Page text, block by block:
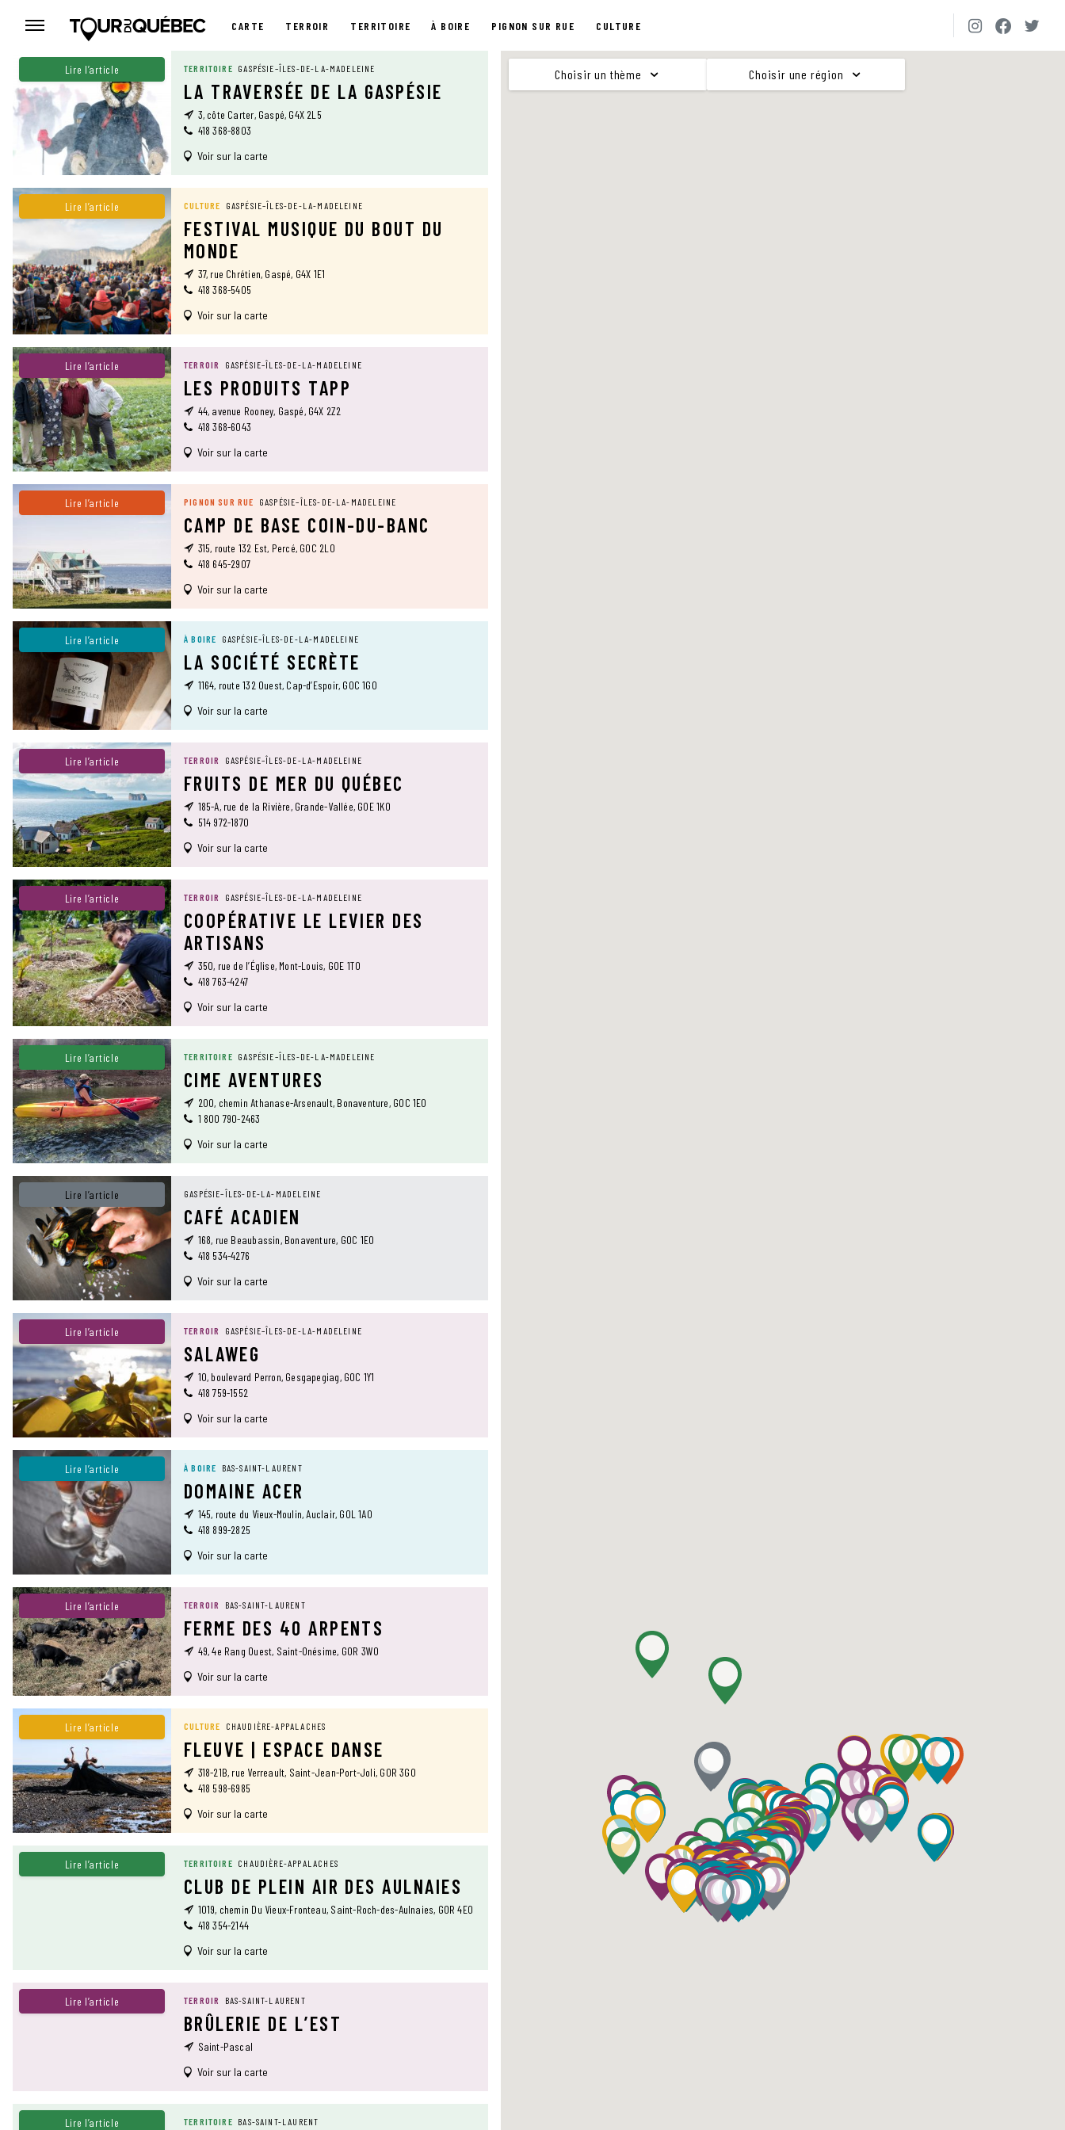
CARTE TERROIR TERRITOIRE À BOIRE PIGNON SUR RUE CULTURE
CARTE Choisir un thème Choisir une région
Lire l’article TERRITOIRE GASPÉSIE–ÎLES-DE-LA-MADELEINE
LA TRAVERSÉE DE LA GASPÉSIE
3, côte Carter, Gaspé, G4X 2L5
418 368-8803
Voir sur la carte
Lire l’article CULTURE GASPÉSIE–ÎLES-DE-LA-MADELEINE
FESTIVAL MUSIQUE DU BOUT DU
MONDE
37, rue Chrétien, Gaspé, G4X 1E1
418 368-5405
Voir sur la carte
Lire l’article TERROIR GASPÉSIE–ÎLES-DE-LA-MADELEINE
LES PRODUITS TAPP
44, avenue Rooney, Gaspé, G4X 2Z2
418 368-6043
Voir sur la carte
Lire l’article PIGNON SUR RUE GASPÉSIE–ÎLES-DE-LA-MADELEINE
CAMP DE BASE COIN-DU-BANC
315, route 132 Est, Percé, G0C 2L0
418 645-2907
Voir sur la carte
Lire l’article À BOIRE GASPÉSIE–ÎLES-DE-LA-MADELEINE
LA SOCIÉTÉ SECRÈTE
1164, route 132 Ouest, Cap-d’Espoir, G0C 1G0
Voir sur la carte
Lire l’article TERROIR GASPÉSIE–ÎLES-DE-LA-MADELEINE
FRUITS DE MER DU QUÉBEC
185-A, rue de la Rivière, Grande-Vallée, G0E 1K0
514 972-1870
Voir sur la carte
Lire l’article TERROIR GASPÉSIE–ÎLES-DE-LA-MADELEINE
COOPÉRATIVE LE LEVIER DES
ARTISANS
350, rue de l’Église, Mont-Louis, G0E 1T0
418 763-4247
Voir sur la carte
Lire l’article TERRITOIRE GASPÉSIE–ÎLES-DE-LA-MADELEINE
CIME AVENTURES
200, chemin Athanase-Arsenault, Bonaventure, G0C 1E0
1 800 790-2463
Voir sur la carte
Lire l’article GASPÉSIE–ÎLES-DE-LA-MADELEINE
CAFÉ ACADIEN
168, rue Beaubassin, Bonaventure, G0C 1E0
418 534-4276
Voir sur la carte
Lire l’article TERROIR GASPÉSIE–ÎLES-DE-LA-MADELEINE
SALAWEG
10, boulevard Perron, Gesgapegiag, G0C 1Y1
418 759-1552
Voir sur la carte
Lire l’article À BOIRE BAS-SAINT-LAURENT
DOMAINE ACER
145, route du Vieux-Moulin, Auclair, G0L 1A0
418 899-2825
Voir sur la carte
Lire l’article TERROIR BAS-SAINT-LAURENT
FERME DES 40 ARPENTS
49, 4e Rang Ouest, Saint-Onésime, G0R 3W0
Voir sur la carte
Lire l’article CULTURE CHAUDIÈRE-APPALACHES
FLEUVE | ESPACE DANSE
318-21B, rue Verreault, Saint-Jean-Port-Joli, G0R 3G0
418 598-6985
Voir sur la carte
Lire l’article TERRITOIRE CHAUDIÈRE-APPALACHES
CLUB DE PLEIN AIR DES AULNAIES
1019, chemin Du Vieux-Fronteau, Saint-Roch-des-Aulnaies, G0R 4E0
418 354-2144
Voir sur la carte
Lire l’article TERROIR BAS-SAINT-LAURENT
BRÛLERIE DE L’EST
Saint-Pascal
Voir sur la carte
Lire l’article TERRITOIRE BAS-SAINT-LAURENT